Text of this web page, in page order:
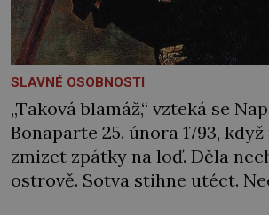
SLAVNÉ OSOBNOSTI
„Taková blamáž,“ vzteká se
Bonaparte 25. února 1793,
zmizet zpátky na loď. Děla
ostrově. Sotva stihne utéct.